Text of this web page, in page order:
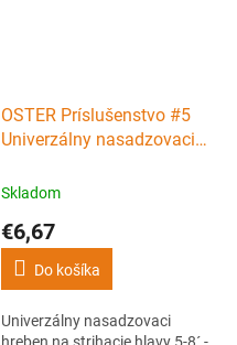
OSTER Príslušenstvo #5
Univerzálny nasadzovaci
8´ - 16mm
Skladom
€6,67
Do košíka
Univerzálny nasadzovaci